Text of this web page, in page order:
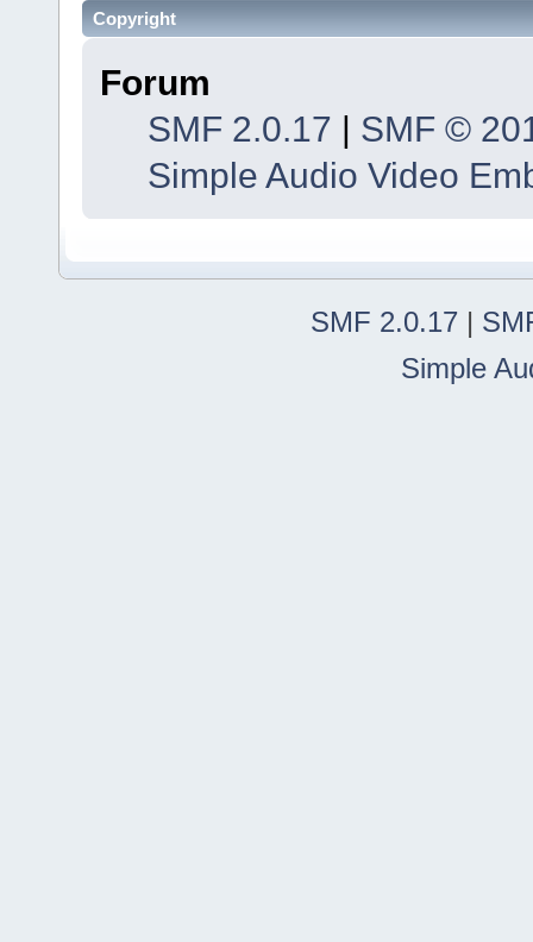
Copyright
Forum
SMF 2.0.17 | SMF ©
Simple Audio Video
SMF 2.0.17 |
Simple